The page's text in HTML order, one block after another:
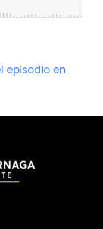
episodio en